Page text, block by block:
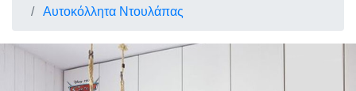
Αυτοκόλλητα Ντουλάπας